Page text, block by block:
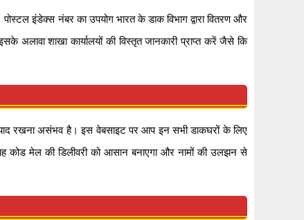
इंडेक्स नंबर का उपयोग भारत के डाक विभाग द्वारा वितरण और
शाखा कार्यालयों की विस्तृत जानकारी प्राप्त करें जैसे कि
रखना असंभव है। इस वेबसाइट पर आप इन सभी डाकघरों के लिए
कोड मेल की डिलीवरी को आसान बनाएगा और नामों की उलझन से